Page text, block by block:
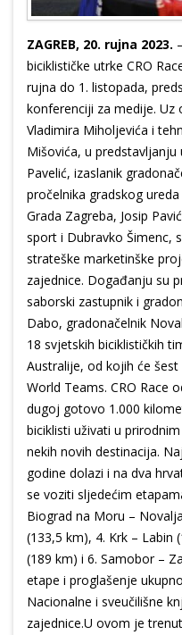
ZAGREB, 20. rujna 2023.
biciklističke utrke CRO
rujna do 1. listopada,
konferenciji za medije.
Vladimira Miholjevića i
Mišovića, u
Pavelić, izaslanik
pročelnika gradskog
Grada Zagreba, Josip
sport i Dubravko Šimenc,
strateške marketinške
zajednice. Događanju su
saborski zastupnik i
Dabo, gradonačelnik
18 svjetskih biciklističkih
Australije, od kojih će
World Teams. CRO Race
dugoj gotovo 1.000
biciklisti uživati u
nekih novih destinacija.
godine dolazi i na dva
se voziti sljedećim
Biograd na Moru –
(133,5 km), 4. Krk – Labin
(189 km) i 6. Samobor –
etape i proglašenje
Nacionalne i sveučilišne
zajednice.U ovom je